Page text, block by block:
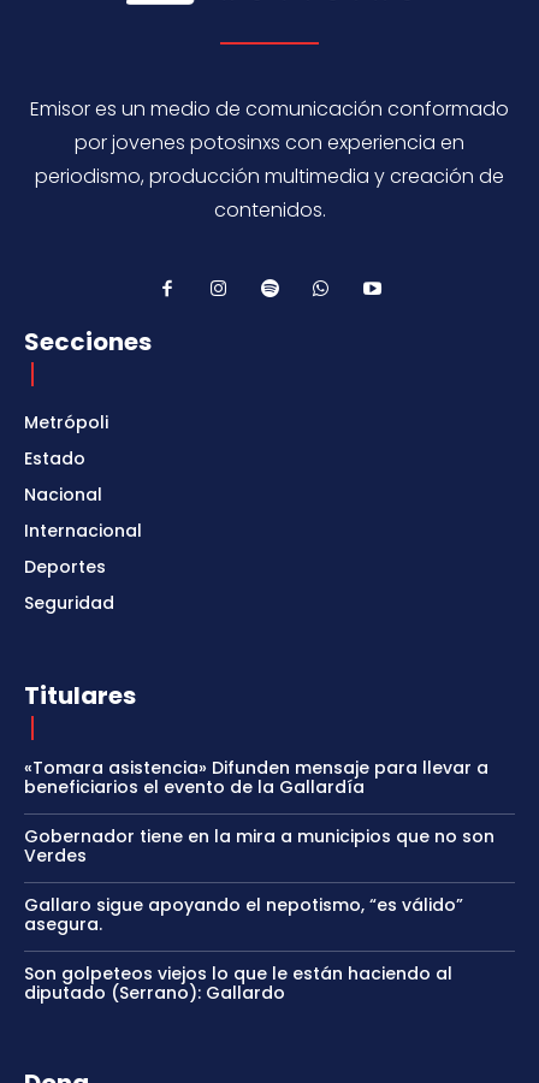
Emisor es un medio de comunicación conformado
por jovenes potosinxs con experiencia en
periodismo, producción multimedia y creación de
contenidos.
Secciones
Metrópoli
Estado
Nacional
Internacional
Deportes
Seguridad
Titulares
«Tomara asistencia» Difunden mensaje para llevar a
beneficiarios el evento de la Gallardía
Gobernador tiene en la mira a municipios que no son
Verdes
Gallaro sigue apoyando el nepotismo, “es válido”
asegura.
Son golpeteos viejos lo que le están haciendo al
diputado (Serrano): Gallardo